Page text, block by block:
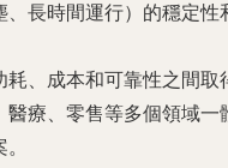
長時間運行）的穩定性
耗、成本和可靠性之間取
醫療、零售等多個領域一